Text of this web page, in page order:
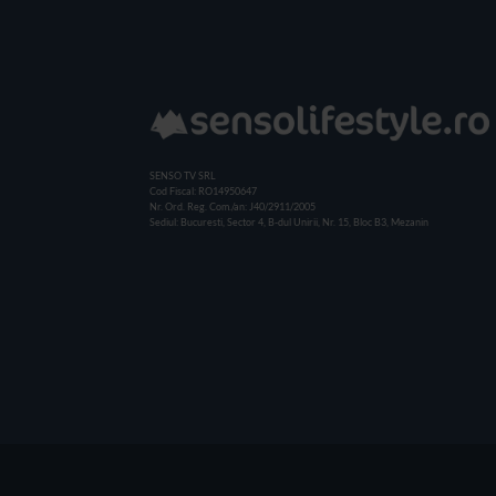
SENSO TV SRL
Cod Fiscal: RO14950647
Nr. Ord. Reg. Com./an: J40/2911/2005
Sediul: Bucuresti, Sector 4, B-dul Unirii, Nr. 15, Bloc B3, Mezanin